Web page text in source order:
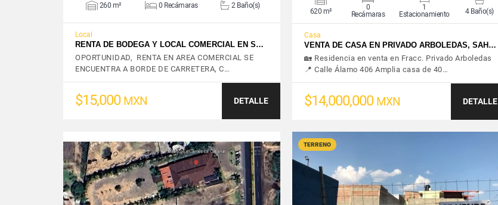
260 m² 0 Recámaras 2 Baño(s)
Local
RENTA DE BODEGA Y LOCAL COMERCIAL EN S…
OPORTUNIDAD, RENTA EN AREA COMERCIAL SE
ENCUENTRA A BORDE DE CARRETERA, C…
$15,000 MXN DETALLE
620 m²
0
Recámaras
1
Estacionamiento
4 Baño(s)
Casa
VENTA DE CASA EN PRIVADO ARBOLEDAS, SAH…
🏡 Residencia en venta en Fracc. Privado Arboledas
📍 Calle Álamo 406 Amplia casa de 40…
$14,000,000 MXN DETALLE
TERRENO